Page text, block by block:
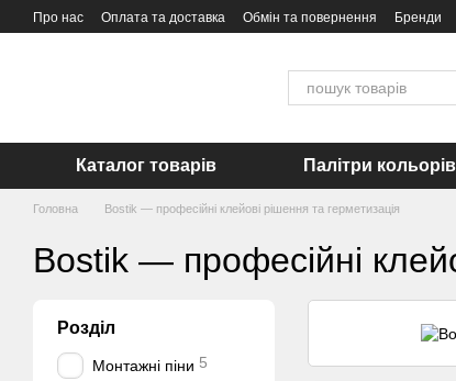
Перейти до основного контенту
Про нас Оплата та доставка Обмін та повернення Бренди
Каталог товарів Палітри кольорів
Головна Bostik — професійні клейові рішення та герметизація
Bostik — професійні
Розділ
Монтажні піни 5